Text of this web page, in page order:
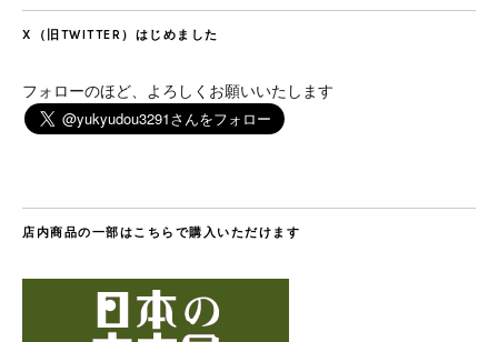
X（旧TWITTER）はじめました
フォローのほど、よろしくお願いいたします
店内商品の一部はこちらで購入いただけます